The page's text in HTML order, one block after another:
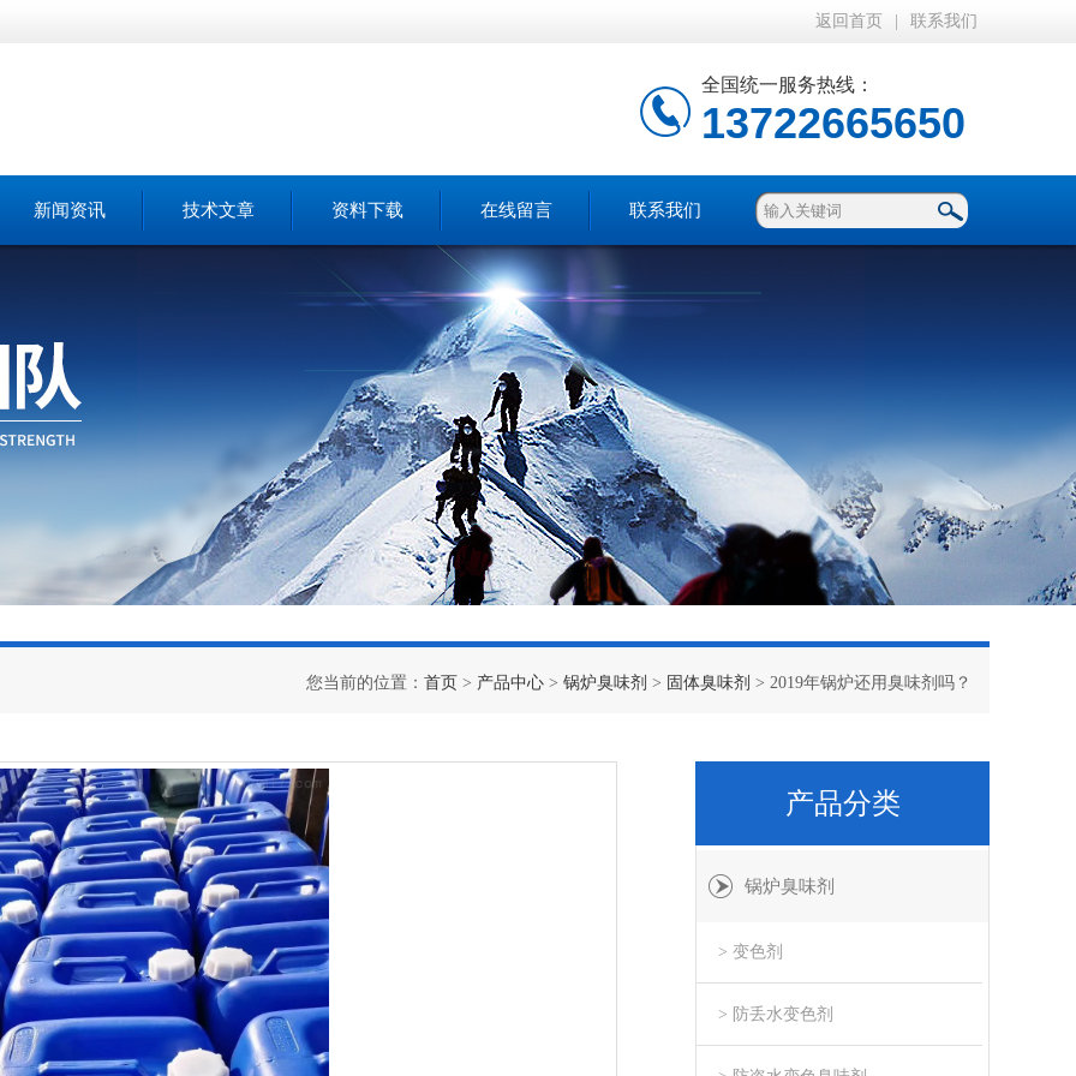
返回首页 联系我们
全国统一服务热线：
13722665650
新闻资讯 技术文章 资料下载 在线留言 联系我们
您当前的位置： 首页 > 产品中心 > 锅炉臭味剂 > 固体臭味剂 > 2019年锅炉还用臭味剂吗？
产品分类
锅炉臭味剂
> 变色剂
> 防丢水变色剂